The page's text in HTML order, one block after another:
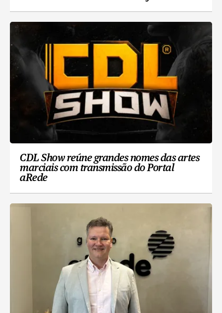
CDL Show reúne grandes nomes das artes
marciais com transmissão do Portal
aRede